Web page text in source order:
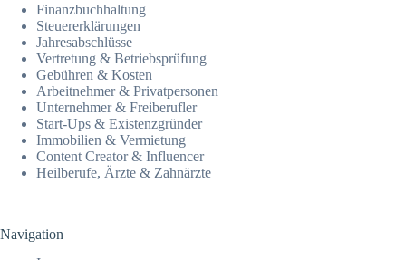
Finanz­­buchhaltung
Steuer­erklärungen
Jahresab­schlüsse
Vertretung & Betriebsprüfung
Gebühren & Kosten
Arbeitnehmer & Privatpersonen
Unternehmer & Freiberufler
Start-Ups & Existenzgründer
Immobilien & Vermietung
Content Creator & Influencer
Heilberufe, Ärzte & Zahnärzte
Navigation